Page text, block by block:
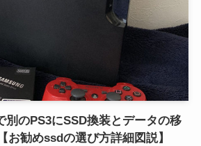
別のPS3にSSD換装とデータの移
お勧めssdの選び方詳細図説】